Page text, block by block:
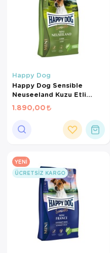
Happy Dog
Happy Dog Sensible
Neuseeland Kuzu Etli
Küçük Irk Yetişkin Köpek
Maması 4 Kg
1.890,00
YENI
ÜCRETSIZ KARGO